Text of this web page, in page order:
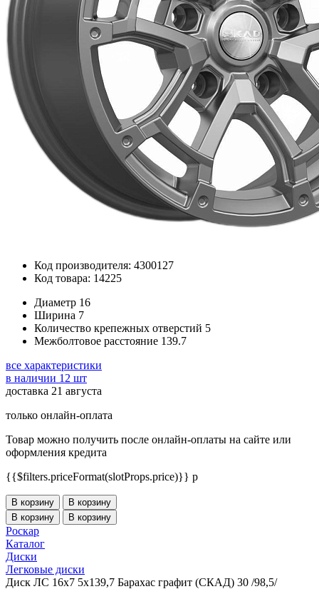
Код производителя: 4300127
Код товара: 14225
Диаметр 16
Ширина 7
Количество крепежных отверстий 5
Межболтовое расстояние 139.7
все характеристики
в наличии 12 шт
доставка 21 августа
только онлайн-оплата
Товар можно получить после онлайн-оплаты на сайте или
оформления кредита
{{$filters.priceFormat(slotProps.price)}} p
В корзину
В корзину
В корзину
В корзину
Роскар
Каталог
Диски
Легковые диски
Диск ЛС 16x7 5x139,7 Барахас графит (СКАД) 30 /98,5/